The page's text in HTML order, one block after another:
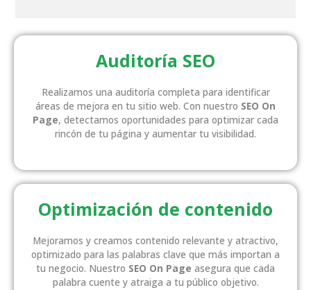
Auditoría SEO
Realizamos una auditoría completa para identificar
áreas de mejora en tu sitio web. Con nuestro SEO On
Page, detectamos oportunidades para optimizar cada
rincón de tu página y aumentar tu visibilidad.
Optimización de contenido
Mejoramos y creamos contenido relevante y atractivo,
optimizado para las palabras clave que más importan a
tu negocio. Nuestro SEO On Page asegura que cada
palabra cuente y atraiga a tu público objetivo.